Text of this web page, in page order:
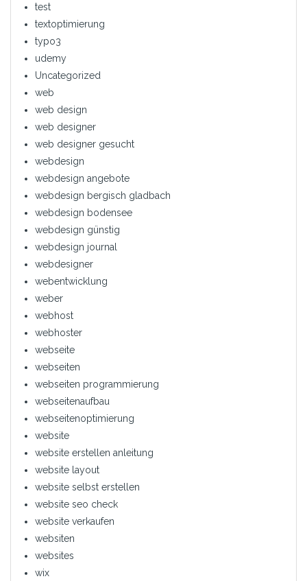
test
textoptimierung
typo3
udemy
Uncategorized
web
web design
web designer
web designer gesucht
webdesign
webdesign angebote
webdesign bergisch gladbach
webdesign bodensee
webdesign günstig
webdesign journal
webdesigner
webentwicklung
weber
webhost
webhoster
webseite
webseiten
webseiten programmierung
webseitenaufbau
webseitenoptimierung
website
website erstellen anleitung
website layout
website selbst erstellen
website seo check
website verkaufen
websiten
websites
wix